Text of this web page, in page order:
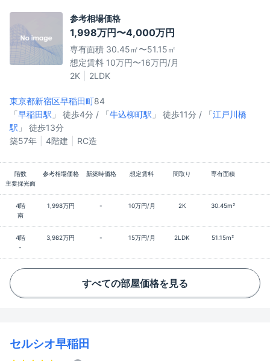
参考相場価格
1,998万円〜4,000万円
専有面積 30.45㎡〜51.15㎡
想定賃料 10万円〜16万円/月
2K
2LDK
東京都新宿区早稲田町84
「早稲田駅 」 徒歩4分 / 「牛込柳町駅 」 徒歩11分 / 「江戸川橋
駅 」 徒歩13分
築57年
4階建 RC造
階数 参考相場価格 新築時価格 想定賃料 間取り
専有面積
主要採光面
4階 1,998万円 - 10万円/月 2K
30.45m²
南
4階 3,982万円 - 15万円/月 2LDK
51.15m²
-
すべての部屋価格を見る
セルシオ早稲田